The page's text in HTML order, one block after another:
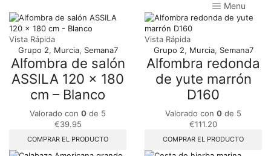
Menu
Vista Rápida
Grupo 2, Murcia, Semana7
Alfombra de salón
ASSILA 120 x 180
cm – Blanco
Valorado con 0 de 5
€39.95
COMPRAR EL PRODUCTO
Vista Rápida
Grupo 2, Murcia, Semana7
Alfombra redonda
de yute marrón
D160
Valorado con 0 de 5
€111.20
COMPRAR EL PRODUCTO